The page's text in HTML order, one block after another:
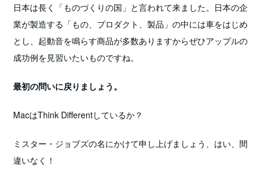
日本は長く「ものづくりの国」と言われて来ました。日本の企
業が製造する「もの、プロダクト、製品」の中には車をはじめ
とし、起動音を鳴らす商品が多数ありますからぜひアップルの
成功例を見習いたいものですね。
最初の問いに戻りましょう。
MacはThink Differentしているか？
ミスター・ジョブズの名にかけて申し上げましょう、はい、間
違いなく！